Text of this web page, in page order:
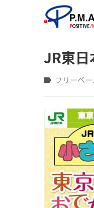
JR東日
フリーペ